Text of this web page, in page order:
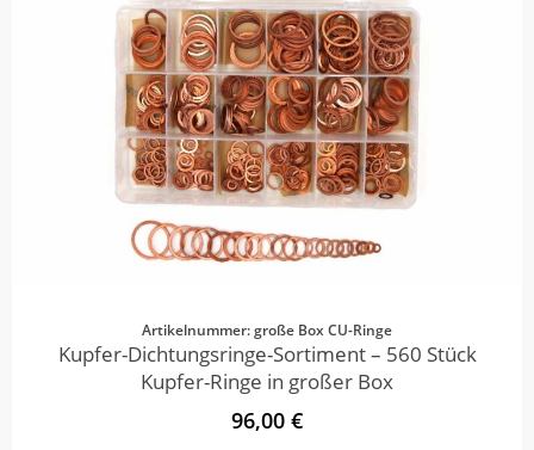
Artikelnummer: große Box CU-Ringe
Kupfer-Dichtungsringe-Sortiment – 560 Stück
Kupfer-Ringe in großer Box
96,00 €